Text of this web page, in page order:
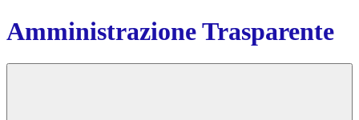
Amministrazione Trasparente